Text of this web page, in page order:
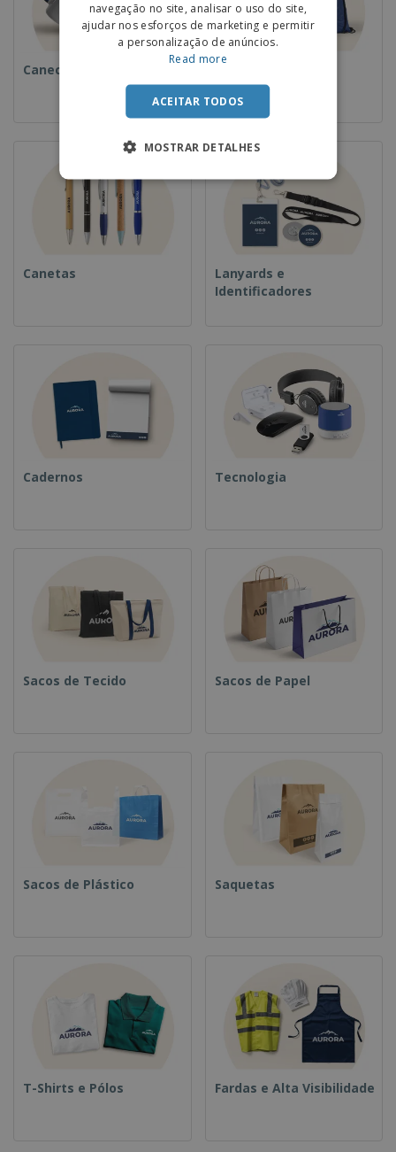
Canecas
Canetas
Lanyards e
Identificadores
Cadernos Tecnologia
Sacos de Tecido Sacos de Papel
Sacos de Plástico Saquetas
T-Shirts e Pólos Fardas e Alta Visibilidade
navegação no site, analisar o uso do site,
ajudar nos esforços de marketing e permitir
a personalização de anúncios.
Read more
ACEITAR TODOS
MOSTRAR DETALHES